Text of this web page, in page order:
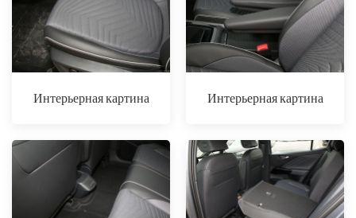
Интерьерная картина Интерьерная картина